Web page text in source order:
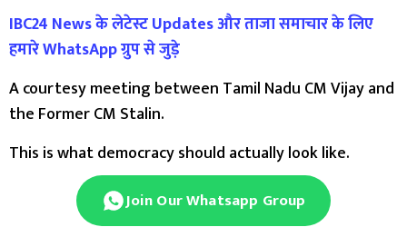
IBC24 News के लेटेस्ट Updates और ताजा समाचार के लिए
हमारे WhatsApp ग्रुप से जुड़े
A courtesy meeting between Tamil Nadu CM Vijay and
the Former CM Stalin.
This is what democracy should actually look like.
Join Our Whatsapp Group